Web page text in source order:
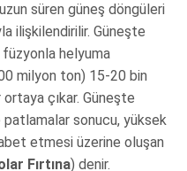
süren güneş döngüleri
ilişkilendirilir. Güneşte
helyuma
milyon ton) 15-20 bin
çıkar. Güneşte
sonucu, yüksek
etmesi üzerine oluşan
Fırtına) denir.